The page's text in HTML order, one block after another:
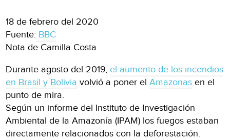
18 de febrero del 2020
Fuente: BBC
Nota de Camilla Costa
Durante agosto del 2019,el aumento de los incendios
en Brasil y Bolivia volvió a poner elAmazonas en el
punto de mira.
Según un informe del Instituto de Investigación
Ambiental de la Amazonía (IPAM) los fuegos estaban
directamente relacionados con la deforestación.